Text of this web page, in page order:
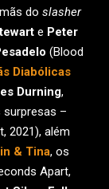
do slasher
e Peter
(Blood
Diabólicas
Durning,
surpresas –
2021), além
& Tina, os
Apart,